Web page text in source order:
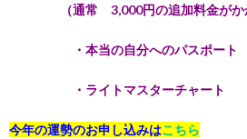
（通常 3,000円の追加料金がかか
・本当の自分へのパスポート
・ライトマスターチャート
今年の運勢のお申し込みはこちら